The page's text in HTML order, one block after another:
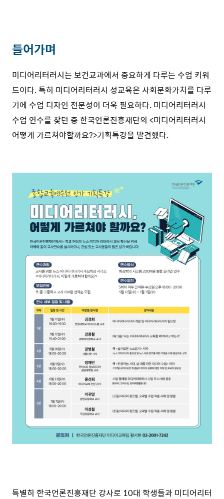
들어가며
미디어리터러시는 보건교과에서 중요하게 다루는 수업 키워
드이다. 특히 미디어리터러시 성교육은 사회문화가치를 다루
기에 수업 디자인 전문성이 더욱 필요하다. 미디어리터러시
수업 연수를 찾던 중 한국언론진흥재단의 <미디어리터러시
어떻게 가르쳐야할까요?>기획특강을 발견했다.
특별히 한국언론진흥재단 강사로 10대 학생들과 미디어리터